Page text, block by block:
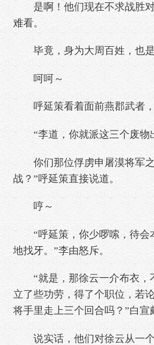
是啊！他们现在不求战胜对
难看。
毕竟，身为大周百姓，也是
呵呵～
呼延策看着面前燕郡武者，
“李道，你就派这三个废物
你们那位俘虏申屠漠将军之
战？”呼延策直接说道。
哼～
“呼延策，你少啰嗦，待会
地找牙。”李由怒斥。
“就是，那徐云一介布衣，
立了些功劳，得了个职位，若
将手里走上三个回合吗？”白宣
说实话，他们对徐云从一个